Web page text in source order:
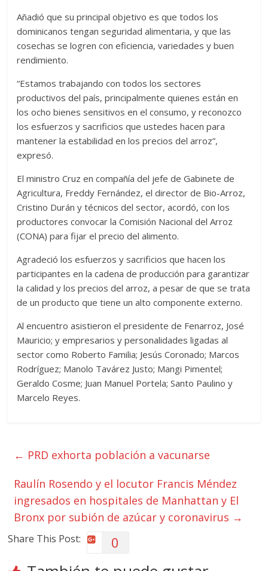
Añadió que su principal objetivo es que todos los
dominicanos tengan seguridad alimentaria, y que las
cosechas se logren con eficiencia, variedades y buen
rendimiento.
“Estamos trabajando con todos los sectores
productivos del país, principalmente quienes están en
los ocho bienes sensitivos en el consumo, y reconozco
los esfuerzos y sacrificios que ustedes hacen para
mantener la estabilidad en los precios del arroz”,
expresó.
El ministro Cruz en compañía del jefe de Gabinete de
Agricultura, Freddy Fernández, el director de Bio-Arroz,
Cristino Durán y técnicos del sector, acordó, con los
productores convocar la Comisión Nacional del Arroz
(CONA) para fijar el precio del alimento.
Agradeció los esfuerzos y sacrificios que hacen los
participantes en la cadena de producción para garantizar
la calidad y los precios del arroz, a pesar de que se trata
de un producto que tiene un alto componente externo.
Al encuentro asistieron el presidente de Fenarroz, José
Mauricio; y empresarios y personalidades ligadas al
sector como Roberto Familia; Jesús Coronado; Marcos
Rodríguez; Manolo Tavárez Justo; Mangi Pimentel;
Geraldo Cosme; Juan Manuel Portela; Santo Paulino y
Marcelo Reyes.
← PRD exhorta población a vacunarse
Raulín Rosendo y el locutor Francis Méndez
ingresados en hospitales de Manhattan y El
Bronx por subión de azúcar y coronavirus →
Share This Post: 0